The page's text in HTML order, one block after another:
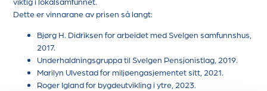
Dette er vinnarane av prisen så langt:
Bjørg H. Didriksen for arbeidet med Svelgen samfunnshus,
2017.
Underhaldningsgruppa til Svelgen Pensjonistlag, 2019.
Marilyn Ulvestad for miljøengasjementet sitt, 2021.
Roger Igland for bygdeutvikling i ytre, 2023.